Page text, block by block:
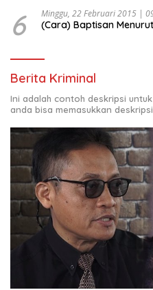
6 Minggu, 22 Februari 2015 |
(Cara) Baptisan
Berita Kriminal
Ini adalah contoh deskripsi
anda bisa memasukkan